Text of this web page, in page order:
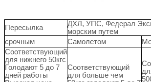
Пересылка
ДХЛ, УПС, Федерал
морским путем
срочным
Самолетом
Соответствующий
для нижнего 50кгс
Голодают 5 до 7
дней работы
Соответствующий
для больше чем